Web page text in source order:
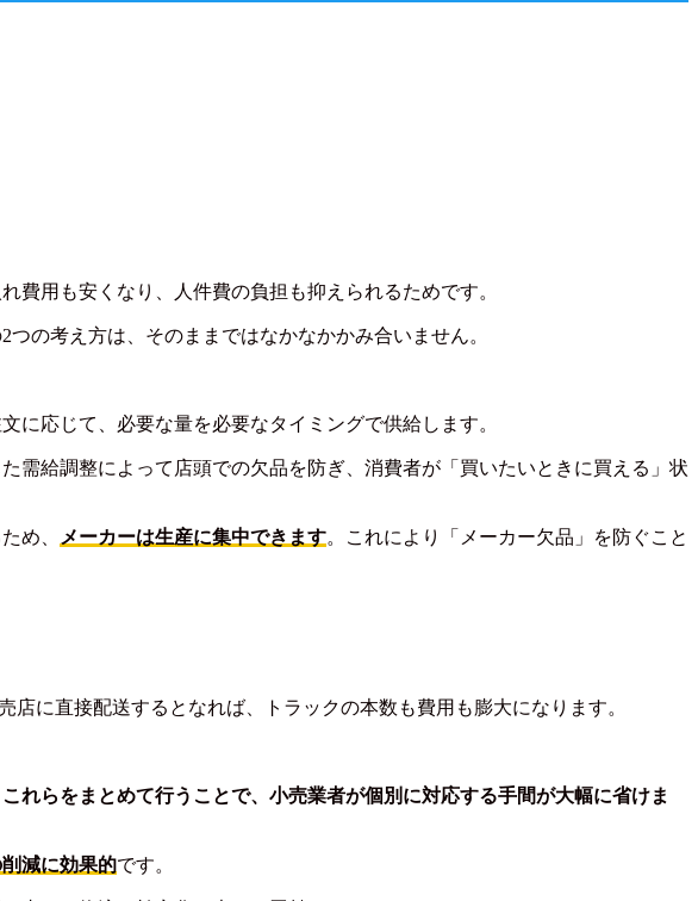
費用も安くなり、人件費の負担も抑えられるためです。
の考え方は、そのままではなかなかかみ合いません。
に応じて、必要な量を必要なタイミングで供給します。
需給調整によって店頭での欠品を防ぎ、消費者が「買いたいときに買える」状
め、 メーカーは生産に集中できます。これにより「メーカー欠品」を防ぐこと
に直接配送するとなれば、トラックの本数も費用も膨大になります。
これらをまとめて行うことで、小売業者が個別に対応する手間が大幅に省けま
減に効果的です。